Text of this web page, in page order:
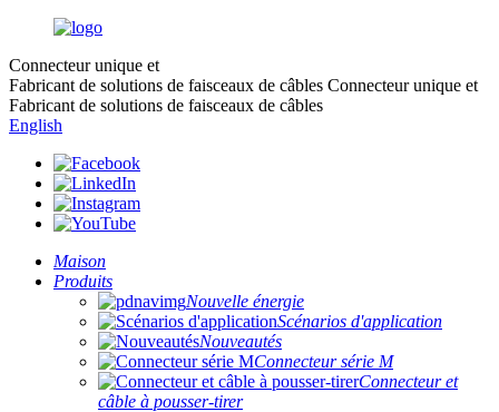
Connecteur unique et
Fabricant de solutions de faisceaux de câbles Connecteur unique et
Fabricant de solutions de faisceaux de câbles
English
Maison
Produits
Nouvelle énergie
Scénarios d'application
Nouveautés
Connecteur série M
Connecteur et
câble à pousser-tirer